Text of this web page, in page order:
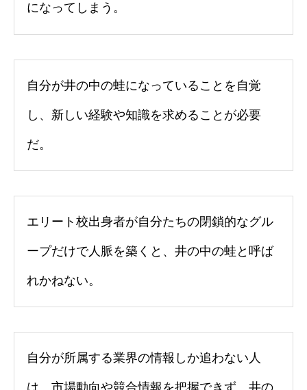
になってしまう。
自分が井の中の蛙になっていることを自覚
し、新しい経験や知識を求めることが必要
だ。
エリート校出身者が自分たちの閉鎖的なグル
ープだけで人脈を築くと、井の中の蛙と呼ば
れかねない。
自分が所属する業界の情報しか追わない人